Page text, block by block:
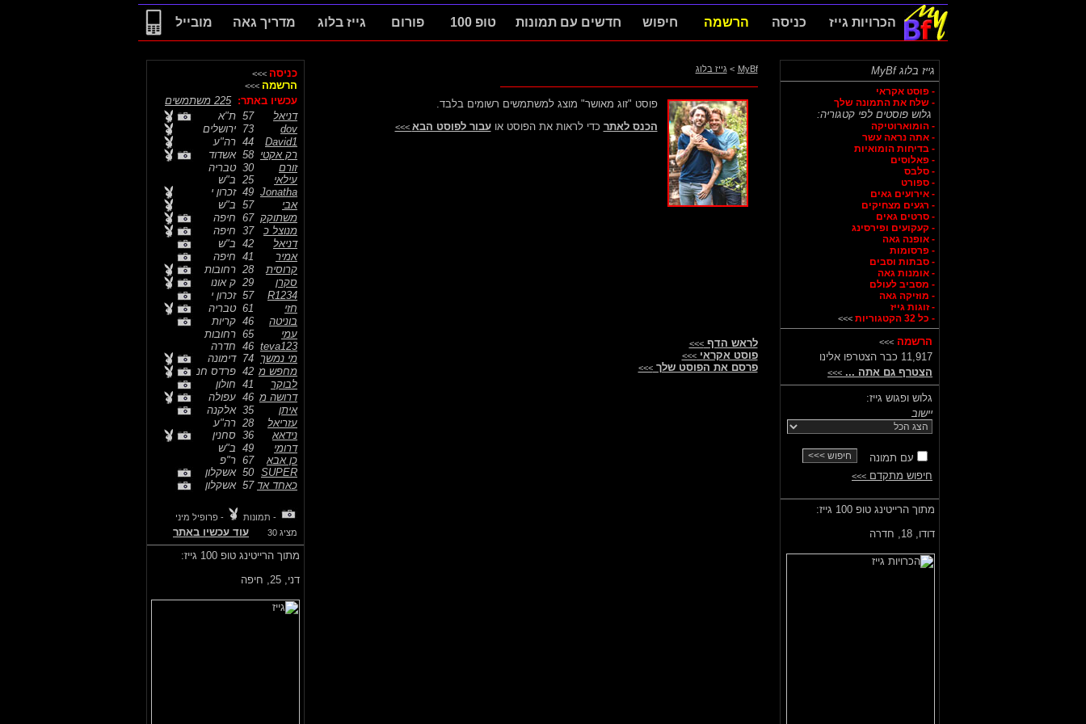
הכרויות גייז כניסה הרשמה חיפוש חדשים עם תמונות טופ 100 פורום גייז בלוג מדריך גאה מובייל
גייז בלוג MyBf
- פוסט אקראי
- שלח את התמונה שלך
גלוש פוסטים לפי קטגוריה:
- הומוארוטיקה
- אתה נראה עשר
- בדיחות הומואיות
- פאלוסים
- סלבס
- ספורט
- אירועים גאים
- רגעים מצחיקים
- סרטים גאים
- קעקועים ופירסינג
- אופנה גאה
- פרסומות
- סבתות וסבים
- אומנות גאה
- מסביב לעולם
- מוזיקה גאה
- זוגות גייז
- כל 32 הקטגוריות
>>>
הרשמה >>>
11,917 כבר הצטרפו אלינו
הצטרף גם אתה ... >>>
גלוש ופגוש גייז:
יישוב
עם תמונה
חיפוש מתקדם >>>
מתוך הרייטינג טופ 100 גייז:
דודו, 18, חדרה
MyBf
> גייז בלוג
פוסט "זוג מאושר" מוצג למשתמשים רשומים בלבד.
הכנס לאתר כדי לראות את הפוסט אועבור לפוסט הבא >>>
לראש הדף>>>
פוסט אקראי>>>
פרסם את הפוסט שלך>>>
כניסה >>>
הרשמה >>>
עכשיו באתר: 225 משתמשים
דניאל
57
ת"א
dov
ירושלים
David1
רה"ע
רק אקטי
אשדוד
זורם
טבריה
עילאי
25
ב"ש
Jonatha
זכרון י
אבי
57
ב"ש
משתוקק 67
חיפה
מנוצל כ
37
חיפה
דניאל
ב"ש
אמיר
חיפה
קרוסית
רחובות
סקרן
ק אונו
R1234
57
זכרון י
חזי
טבריה
בוניטה
קריות
עמי
65
רחובות
teva123
חדרה
מי נמשך
דימונה
מחפש מ
פרדס חנ
לבוקר
חולון
דרושה מ
עפולה
איתן
35
אלקנה
עזריאל
רה"ע
נידאא
סחנין
דרומי
ב"ש
כן אבא
67
ר"פ
SUPER
אשקלון
כאחד אד 57 אשקלון
- תמונות
- פרופיל מיני
מציג 30
עוד עכשיו באתר
מתוך הרייטינג טופ 100 גייז:
דני, 25, חיפה